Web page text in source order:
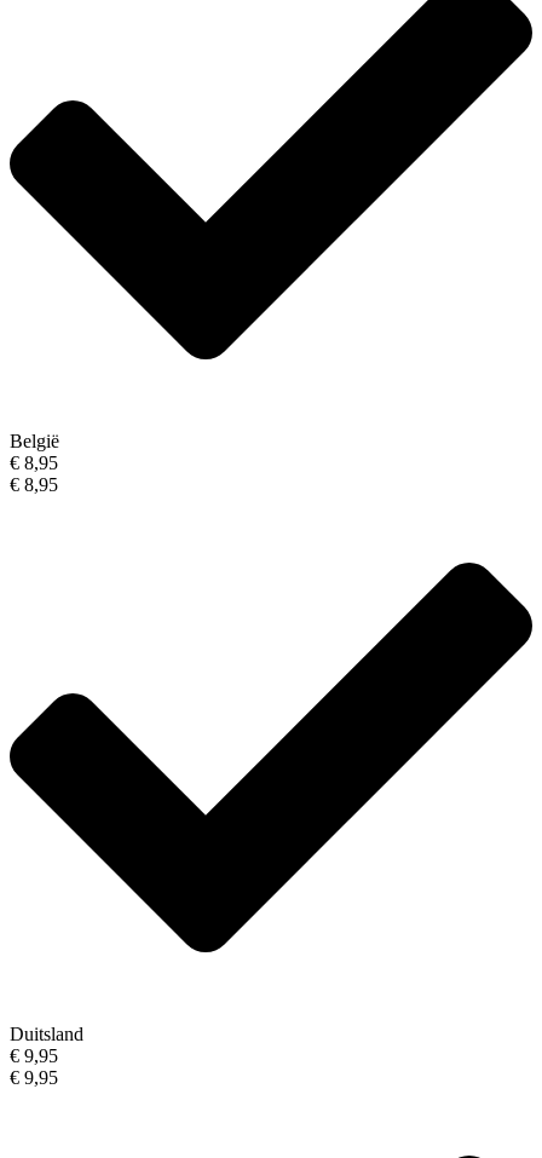
België
€ 8,95
€ 8,95
Duitsland
€ 9,95
€ 9,95